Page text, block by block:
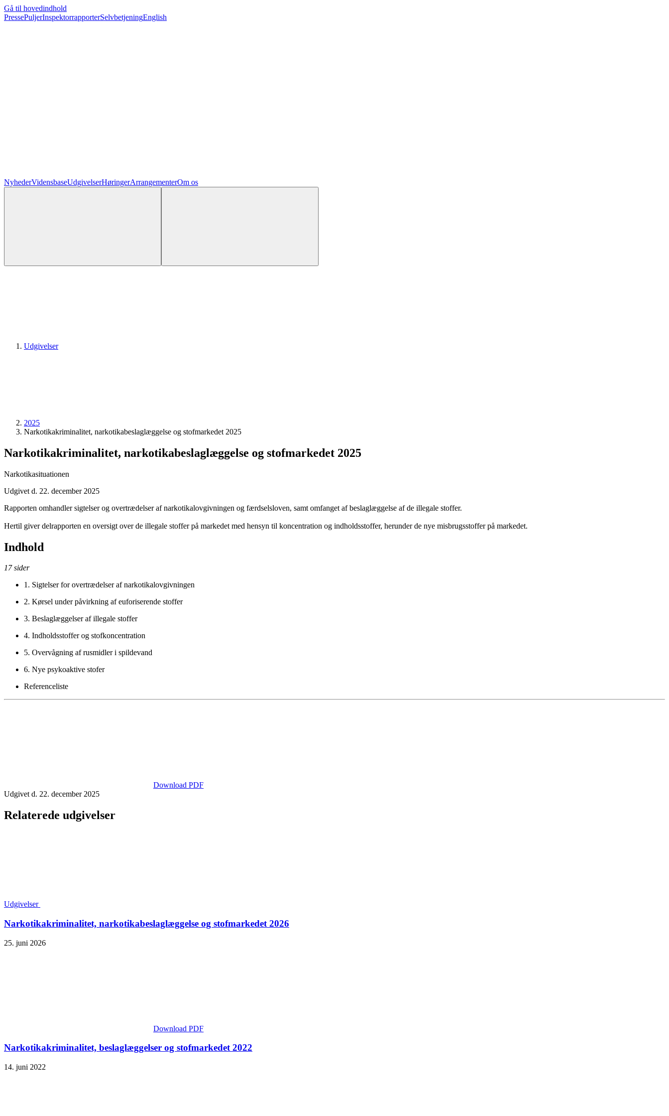
Gå til hovedindhold
PressePuljerInspektorrapporterSelvbetjeningEnglish
NyhederVidensbaseUdgivelserHøringerArrangementerOm os
Udgivelser
2025
Narkotikakriminalitet, narkotikabeslaglæggelse og stofmarkedet 2025
Narkotikakriminalitet, narkotikabeslaglæggelse og stofmarkedet 2025
Narkotikasituationen
Udgivet d. 22. december 2025
Rapporten omhandler sigtelser og overtrædelser af narkotikalovgivningen og færdselsloven, samt omfanget af beslaglæggelse af de illegale stoffer.
Hertil giver delrapporten en oversigt over de illegale stoffer på markedet med hensyn til koncentration og indholdsstoffer, herunder de nye misbrugsstoffer på markedet.
Indhold
17 sider
1. Sigtelser for overtrædelser af narkotikalovgivningen
2. Kørsel under påvirkning af euforiserende stoffer
3. Beslaglæggelser af illegale stoffer
4. Indholdsstoffer og stofkoncentration
5. Overvågning af rusmidler i spildevand
6. Nye psykoaktive stofer
Referenceliste
Download PDF
Udgivet d. 22. december 2025
Relaterede udgivelser
Udgivelser
Narkotikakriminalitet, narkotikabeslaglæggelse og stofmarkedet 2026
25. juni 2026
Download PDF
Narkotikakriminalitet, beslaglæggelser og stofmarkedet 2022
14. juni 2022